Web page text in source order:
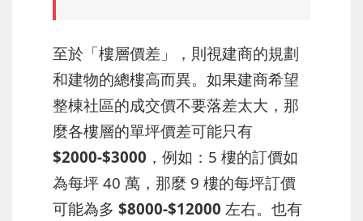
至於「樓層價差」，則視建商的規劃
和建物的總樓高而異。如果建商希望
整棟社區的成交價不要落差太大，那
麼各樓層的單坪價差可能只有
$2000-$3000 ，例如：5 樓的訂價如
為每坪 40 萬，那麼 9 樓的每坪訂價
可能為多 $8000-$12000 左右。也有